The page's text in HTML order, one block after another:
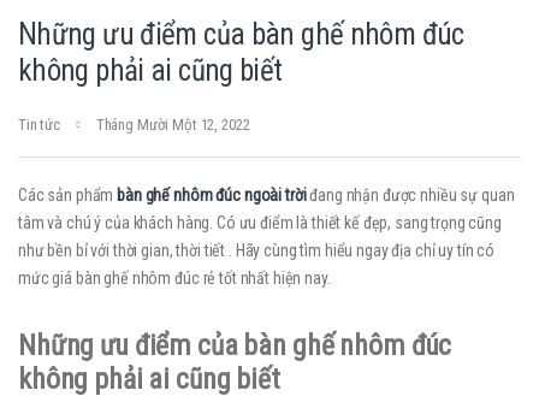
Những ưu điểm của bàn ghế nhôm đúc
không phải ai cũng biết
Tin tức Tháng Mười Một 12, 2022
Các sản phẩm bàn ghế nhôm đúc ngoài trờiđang nhận được nhiều sự quan
tâm và chú ý của khách hàng. Có ưu điểm là thiết kế đẹp, sang trọng cũng
như bền bỉ với thời gian, thời tiết . Hãy cùng tìm hiểu ngay địa chỉ uy tín có
mức giá bàn ghế nhôm đúc rẻ tốt nhất hiện nay.
Những ưu điểm của bàn ghế nhôm đúc
không phải ai cũng biết